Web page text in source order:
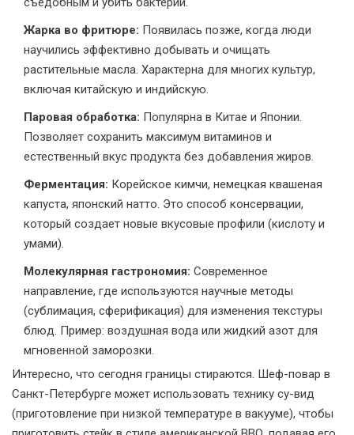
Жарка во фритюре: Появилась позже, когда люди
научились эффективно добывать и очищать
растительные масла. Характерна для многих культур,
включая китайскую и индийскую.
Паровая обработка: Популярна в Китае и Японии.
Позволяет сохранить максимум витаминов и
естественный вкус продукта без добавления жиров.
Ферментация: Корейское кимчи, немецкая квашеная
капуста, японский натто. Это способ консервации,
который создает новые вкусовые профили (кислоту и
умами).
Молекулярная гастрономия: Современное
направление, где используются научные методы
(сублимация, сферификация) для изменения текстуры
блюд. Пример: воздушная вода или жидкий азот для
мгновенной заморозки.
Интересно, что сегодня границы стираются. Шеф-повар в
Санкт-Петербурге может использовать технику су-вид
(приготовление при низкой температуре в вакууме), чтобы